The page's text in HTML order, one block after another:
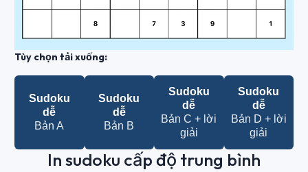
Tùy chọn tải xuống:
Sudoku
dễ
Bản A
Sudoku
dễ
Bản B
Sudoku
dễ
Bản C + lời
giải
Sudoku
dễ
Bản D + lời
giải
In sudoku cấp độ trung bình